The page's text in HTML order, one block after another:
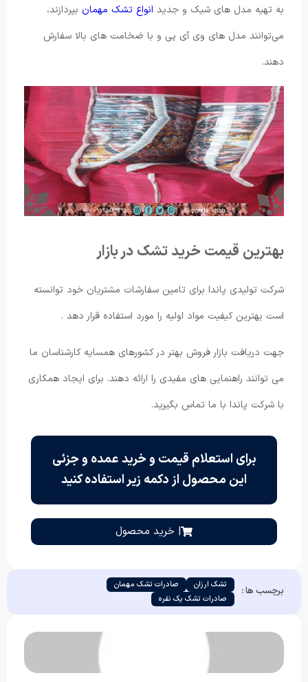
به تهیه مدل های شیک و جدید انواع تشک مهمان بپردازند،
می‌توانند مدل های وی آی پی و با ضخامت های بالا سفارش
دهند.
بهترین قیمت خرید تشک در بازار
شرکت تولیدی پاندا برای تامین سفارشات مشتریان خود توانسته
است بهترین کیفیت مواد اولیه را مورد استفاده قرار دهد .
جهت دریافت بازار فروش بهتر در کشورهای همسایه کارشناسان ما
می توانند راهنمایی ‌های مفیدی را ارائه دهند. برای ایجاد همکاری
با شرکت پاندا با ما تماس بگیرید.
برای استعلام قیمت و خرید عمده و جزئی
این محصول از دکمه زیر استفاده کنید
| خرید محصول
برچسب ها : تشک ارزان
صادرات تشک مهمان
صادرات تشک یک نفره